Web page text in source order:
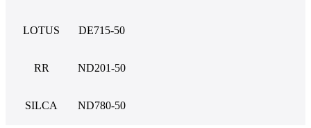
LOTUS DE715-50
RR ND201-50
SILCA ND780-50